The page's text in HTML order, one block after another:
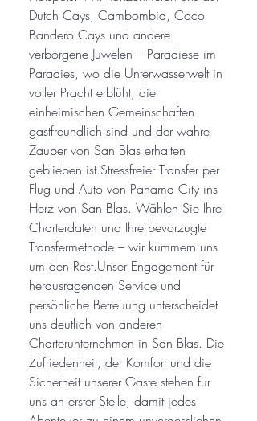
Dutch Cays, Cambombia, Coco
Bandero Cays und andere
verborgene Juwelen – Paradiese im
Paradies, wo die Unterwasserwelt in
voller Pracht erblüht, die
einheimischen Gemeinschaften
gastfreundlich sind und der wahre
Zauber von San Blas erhalten
geblieben ist.Stressfreier Transfer per
Flug und Auto von Panama City ins
Herz von San Blas. Wählen Sie Ihre
Charterdaten und Ihre bevorzugte
Transfermethode – wir kümmern uns
um den Rest.Unser Engagement für
herausragenden Service und
persönliche Betreuung unterscheidet
uns deutlich von anderen
Charterunternehmen in San Blas. Die
Zufriedenheit, der Komfort und die
Sicherheit unserer Gäste stehen für
uns an erster Stelle, damit jedes